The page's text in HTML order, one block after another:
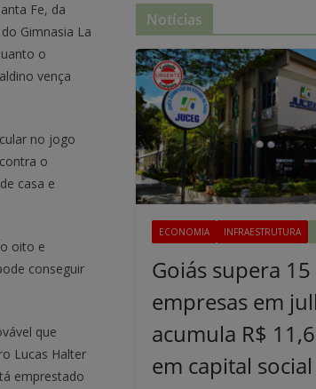
Fe, da
Gimnasia La
o
vença
no jogo
o
casa e
oito e
conseguir
que
Lucas Halter
emprestado
Notícias
ECONOMIA INFRAESTRUTURA
Goiás supera
empresas em
acumula R$
em capital